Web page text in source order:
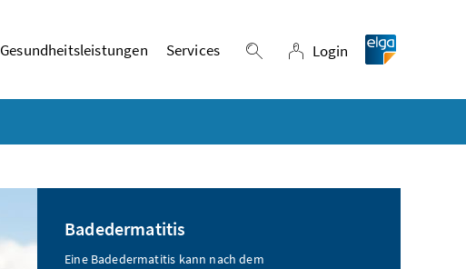
Gesundheitsleistungen Services Suche einblenden
Login
Login
Badedermatitis
Eine Badedermatitis kann nach dem